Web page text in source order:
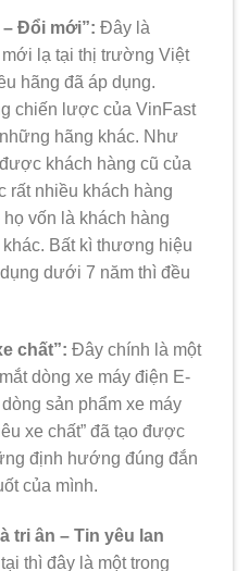
Đổi mới”: Đây là
lạ tại thị trường Việt
hãng đã áp dụng.
chiến lược của VinFast
hãng khác. Như
khách hàng cũ của
rất nhiều khách hàng
vốn là khách hàng
Bất kì thương hiệu
dưới 7 năm thì đều
chất”: Đây chính là một
dòng xe máy điện E-
sản phẩm xe máy
xe chất” đã tạo được
định hướng đúng đắn
của mình.
tri ân – Tin yêu lan
thì đây là một trong